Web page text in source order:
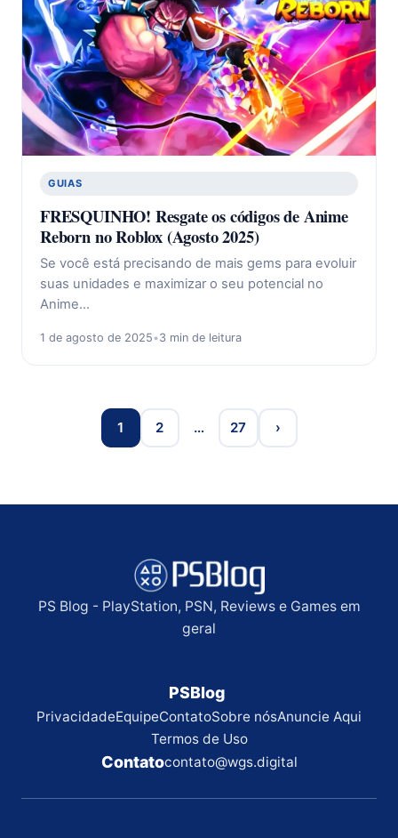
GUIAS
FRESQUINHO! Resgate os códigos de Anime
Reborn no Roblox (Agosto 2025)
Se você está precisando de mais gems para evoluir
suas unidades e maximizar o seu potencial no
Anime…
1 de agosto de 2025•3 min de leitura
1 2 … 27 ›
PS Blog - PlayStation, PSN, Reviews e Games em
geral
PSBlog
PrivacidadeEquipeContatoSobre nósAnuncie Aqui
Termos de Uso
Contatocontato@wgs.digital